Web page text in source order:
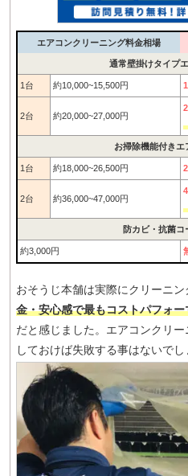
エアコンクリーニング料金相場
通常壁掛けタイプ
1台 約10,000~15,500円
2台 約20,000~27,000円
お掃除機能付きエ
1台 約18,000~26,500円
2台 約36,000~47,000円
防カビ・抗菌コ
約3,000円
おそうじ本舗は実際にクリーニン
金・安心感で最もコストパフォ
だと感じました。エアコンクリ
しておけば失敗する事はないでし